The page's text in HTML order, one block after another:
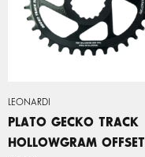
LEONARDI
PLATO GECKO TRACK
HOLLOWGRAM OFFSET